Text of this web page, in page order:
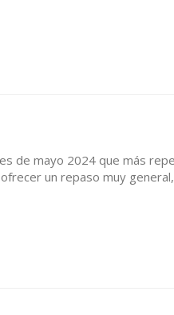
de mayo 2024 que más
un repaso muy general,